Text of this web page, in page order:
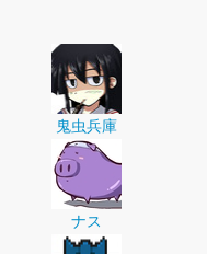
鬼虫兵庫
ナス